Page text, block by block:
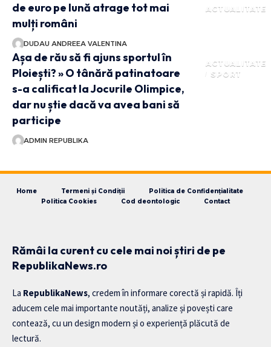
ACTUALITATE
de euro pe lună atrage tot mai
mulți români
DUDAU ANDREEA VALENTINA
ACTUALITATE
SPORT
Așa de rău să fi ajuns sportul în
Ploiești? » O tânără patinatoare
s-a calificat la Jocurile Olimpice,
dar nu știe dacă va avea bani să
participe
ADMIN REPUBLIKA
Home Termeni și Condiții
Politica de Confidențialitate
Politica Cookies
Cod deontologic Contact
Rămâi la curent cu cele mai noi știri de pe
RepublikaNews.ro
La RepublikaNews, credem în informare corectă și rapidă. Îți
aducem cele mai importante noutăți, analize și povești care
contează, cu un design modern și o experiență plăcută de
lectură.